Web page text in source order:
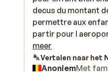
decus du montant
permettre aux
partir pour l
flexibilité et de
nous étions hors
14h30. Nous
decus du montant
permettre aux
partir pour l
meer
Vertalen naar het
AnoniemMet